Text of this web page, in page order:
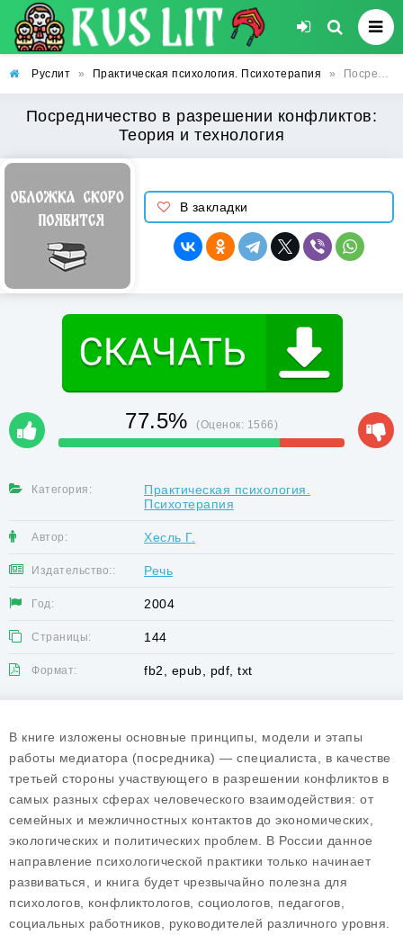
Руслит » Практическая психология. Психотерапия » Посредничество в разрешении конфликтов: Теория и технология
Посредничество в разрешении конфликтов:
Теория и технология
В закладки
77.5% (Оценок: 1566)
Категория:
Практическая психология.
Психотерапия
Автор: Хесль Г.
Издательство:: Речь
Год: 2004
Страницы: 144
Формат: fb2, epub, pdf, txt
В книге изложены основные принципы, модели и этапы
работы медиатора (посредника) — специалиста, в качестве
третьей стороны участвующего в разрешении конфликтов в
самых разных сферах человеческого взаимодействия: от
семейных и межличностных контактов до экономических,
экологических и политических проблем. В России данное
направление психологической практики только начинает
развиваться, и книга будет чрезвычайно полезна для
психологов, конфликтологов, социологов, педагогов,
социальных работников, руководителей различного уровня.